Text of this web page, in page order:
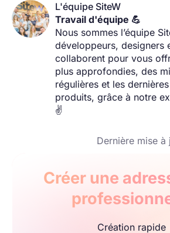
L'équipe SiteW
Travail d'équipe 💪
Nous sommes l’équipe
développeurs, designers
collaborent pour vous
plus approfondies, des
régulières et les
produits, grâce à notre
✌️
Dernière mise
Créer une
Création rapide